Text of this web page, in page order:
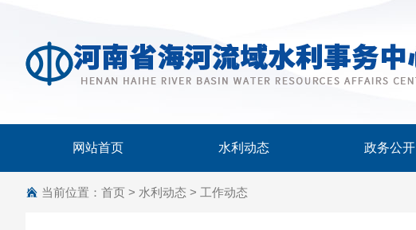
网站首页 水利动态 政务公开
当前位置： 首页 > 水利动态 > 工作动态